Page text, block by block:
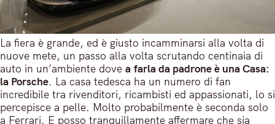
La fiera è grande, ed è giusto incamminarsi alla volta di
nuove mete, un passo alla volta scrutando centinaia di
auto in un’ambiente dove a farla da padrone è una Casa:
la Porsche. La casa tedesca ha un numero di fan
incredibile tra rivenditori, ricambisti ed appassionati, lo si
percepisce a pelle. Molto probabilmente è seconda solo
a Ferrari. E posso tranquillamente affermare che sia